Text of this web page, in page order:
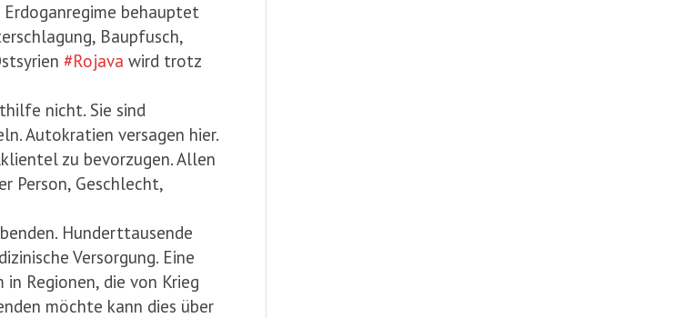
behauptet
Baupfusch,
#Rojava wird trotz
nicht. Sie sind
Autokratien versagen hier.
zu bevorzugen. Allen
Person, Geschlecht,
Hunderttausende
Versorgung. Eine
Regionen, die von Krieg
möchte kann dies über